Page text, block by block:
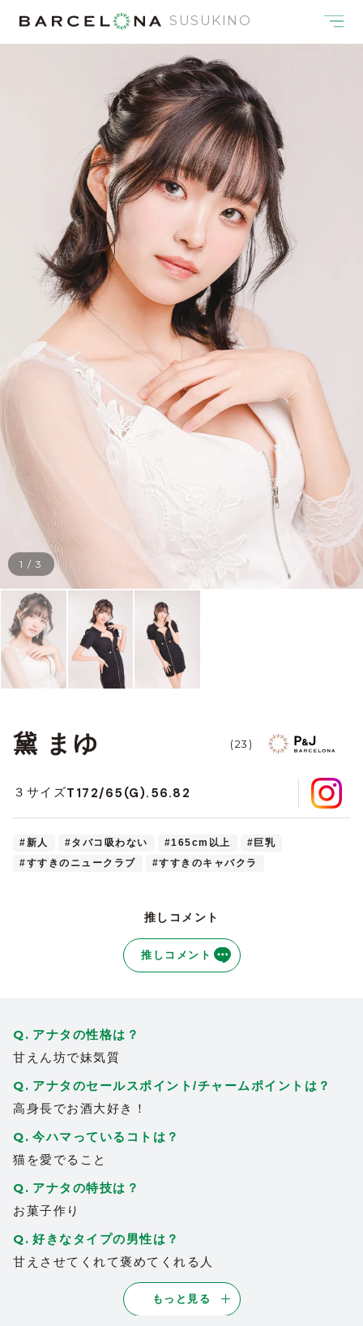
SUSUKINO
1 /3
黛 まゆ (23)
３サイズT172/65(G).56.82
#新人 #タバコ吸わない #165cm以上
#巨乳
#すすきのニュークラブ
#すすきのキャバクラ
推しコメント
推しコメント
アナタの性格は？
甘えん坊で妹気質
アナタのセールスポイント/チャームポイントは？
高身長でお酒大好き！
今ハマっているコトは？
猫を愛でること
アナタの特技は？
お菓子作り
好きなタイプの男性は？
甘えさせてくれて褒めてくれる人
もっと見る